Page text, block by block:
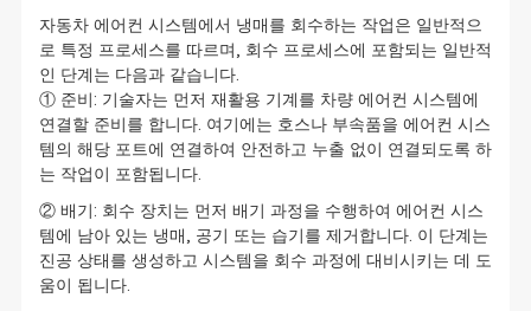
자동차 에어컨 시스템에서 냉매를 회수하는 작업은 일반적으
로 특정 프로세스를 따르며, 회수 프로세스에 포함되는 일반적
인 단계는 다음과 같습니다.
① 준비: 기술자는 먼저 재활용 기계를 차량 에어컨 시스템에
연결할 준비를 합니다. 여기에는 호스나 부속품을 에어컨 시스
템의 해당 포트에 연결하여 안전하고 누출 없이 연결되도록 하
는 작업이 포함됩니다.
② 배기: 회수 장치는 먼저 배기 과정을 수행하여 에어컨 시스
템에 남아 있는 냉매, 공기 또는 습기를 제거합니다. 이 단계는
진공 상태를 생성하고 시스템을 회수 과정에 대비시키는 데 도
움이 됩니다.